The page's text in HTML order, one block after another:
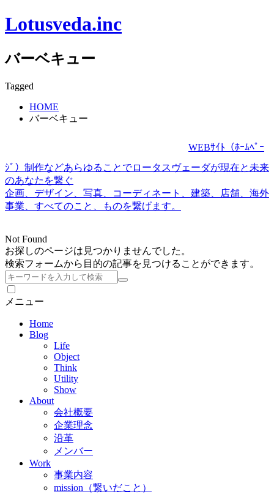
Lotusveda.inc
バーベキュー
Tagged
HOME
バーベキュー
WEBｻｲﾄ（ﾎｰﾑﾍﾟｰ
ｼﾞ）制作などあらゆることでロータスヴェーダが現在と未来
のあなたを繋ぐ
企画、デザイン、写真、コーディネート、建築、店舗、海外
事業、すべてのこと、ものを繋げます。
Not Found
お探しのページは見つかりませんでした。
検索フォームから目的の記事を見つけることができます。
検
索
メニュー
Home
Blog
Life
Object
Think
Utility
Show
About
会社概要
企業理念
沿革
メンバー
Work
事業内容
mission（繋いだこと）